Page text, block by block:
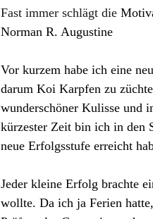
Fast immer schlägt die
Norman R. Augustine
Vor kurzem habe ich eine
darum Koi Karpfen zu
wunderschöner Kulisse und
kürzester Zeit bin ich in den
neue Erfolgsstufe erreicht
Jeder kleine Erfolg brachte
wollte. Da ich ja Ferien